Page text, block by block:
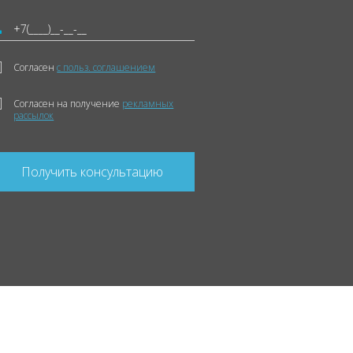
Согласенс польз. соглашением
Согласен на получение рекламных
рассылок
Получить консультацию